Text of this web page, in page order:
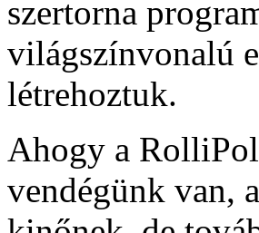
szertorna
világszínvonalú
létrehoztuk.
Ahogy a
vendégünk van,